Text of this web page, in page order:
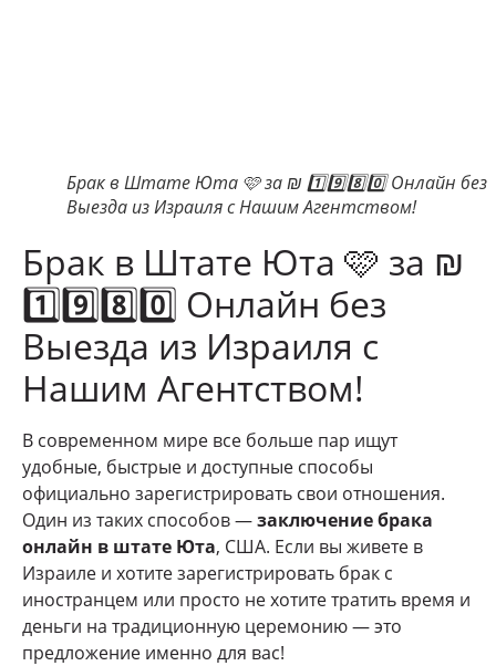
Брак в Штате Юта 🩷 за ₪ 1️⃣9️⃣8️⃣0️⃣ Онлайн без
Выезда из Израиля с Нашим Агентством!
Брак в Штате Юта 🩷 за ₪
1️⃣9️⃣8️⃣0️⃣ Онлайн без
Выезда из Израиля с
Нашим Агентством!
В современном мире все больше пар ищут
удобные, быстрые и доступные способы
официально зарегистрировать свои отношения.
Один из таких способов —заключение брака
онлайн в штате Юта, США. Если вы живете в
Израиле и хотите зарегистрировать брак с
иностранцем или просто не хотите тратить время и
деньги на традиционную церемонию — это
предложение именно для вас!